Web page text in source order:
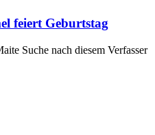
feiert Geburtstag
Suche nach diesem Verfasser